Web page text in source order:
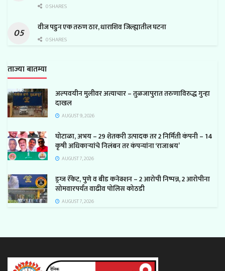
0 SHARES
वीज पडुन एक तरुण ठार, धाराशिव जिल्ह्यातील घटना
0 SHARES
ताज्या बातम्या
अल्पवयीन मुलीवर अत्याचार – तुळजापुरात तरुणाविरुद्ध गुन्हा
दाखल
AUGUST 9, 2026
घोटाळा, अभय – 29 शेतकरी उत्पादक तर 2 निर्मिती कंपनी – 14
कृषी अधिकाऱ्यांचे निलंबन तर कंपन्यांना ‘राजाश्रय’
AUGUST 7, 2026
ड्रग्ज रॅकेट, पुणे व बीड कनेक्शन – 2 आरोपी निष्पन्न, 2 आरोपीना
सोमवारपर्यंत वाढीव पोलिस कोठडी
AUGUST 7, 2026